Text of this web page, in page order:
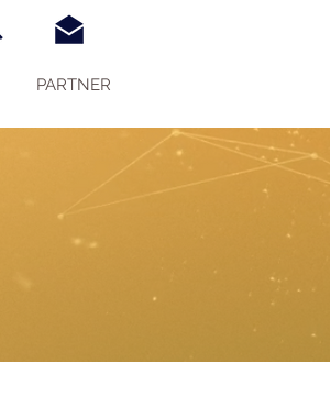
PARTNER